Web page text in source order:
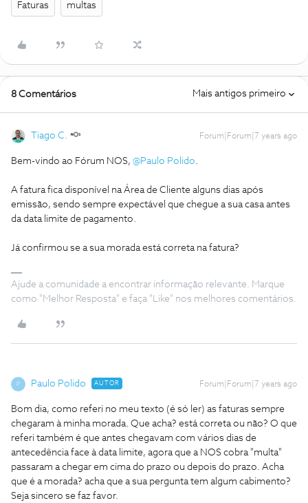
Faturas multas
8 Comentários Mais antigos primeiro
Tiago C. Forum|Forum|7 years ago
Bem-vindo ao Fórum NOS, @Paulo Polido.
A fatura fica disponível na Área de Cliente alguns dias após
emissão, sendo sempre expectável que chegue a sua casa antes
da data limite de pagamento.
Já confirmou se a sua morada está correta na fatura?
Ajude a comunidade a encontrar informação relevante. Marque
como "Melhor Resposta" e faça "Like" nos melhores comentários.
P Paulo Polido AUTOR Forum|Forum|7 years ago
Bom dia, como referi no meu texto (é só ler) as faturas sempre
chegaram à minha morada. Que acha? está correta ou não? O que
referi também é que antes chegavam com vários dias de
antecedência face à data limite, agora que a NOS cobra "multa"
passaram a chegar em cima do prazo ou depois do prazo. Acha
que é a morada? acha que a sua pergunta tem algum cabimento?
Seja sincero se faz favor.